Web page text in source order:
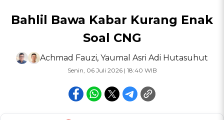
Bahlil Bawa Kabar Kurang Enak
Soal CNG
Achmad Fauzi, Yaumal Asri Adi Hutasuhut
Senin, 06 Juli 2026 | 18:40 WIB